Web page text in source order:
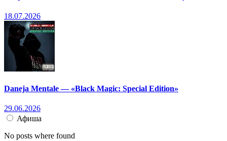
18.07.2026
Daneja Mentale — «Black Magic: Special Edition»
29.06.2026
Афиша
No posts where found